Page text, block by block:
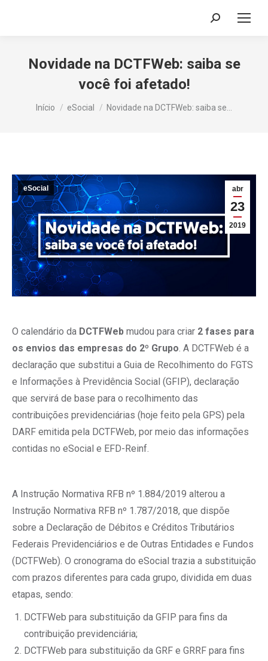
Search:
Novidade na DCTFWeb: saiba se
você foi afetado!
Você está aqui:
Início eSocial Novidade na DCTFWeb: saiba se…
abr
23
2019
eSocial
O calendário da DCTFWeb mudou para criar 2 fases para
os envios das empresas do 2º Grupo. A DCTFWeb é a
declaração que substitui a Guia de Recolhimento do FGTS
e Informações à Previdência Social (GFIP), declaração
que servirá de base para o recolhimento das
contribuições previdenciárias (hoje feito pela GPS) pela
DARF emitida pela DCTFWeb, por meio das informações
contidas no eSocial e EFD-Reinf.
A Instrução Normativa RFB nº 1.884/2019 alterou a
Instrução Normativa RFB nº 1.787/2018, que dispõe
sobre a Declaração de Débitos e Créditos Tributários
Federais Previdenciários e de Outras Entidades e Fundos
(DCTFWeb). O cronograma do eSocial trazia a substituição
com prazos diferentes para cada grupo, dividida em duas
etapas, sendo:
DCTFWeb para substituição da GFIP para fins da
contribuição previdenciária;
DCTFWeb para substituição da GRF e GRRF para fins